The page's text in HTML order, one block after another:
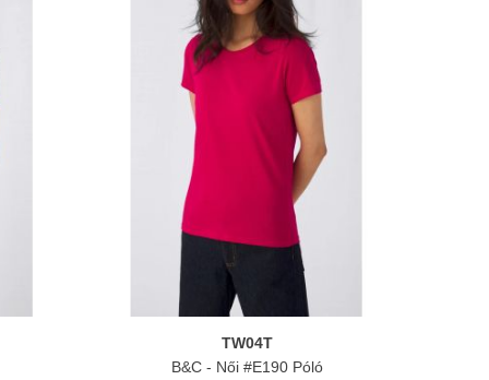
TW04T
B&C - Női #E190 Póló